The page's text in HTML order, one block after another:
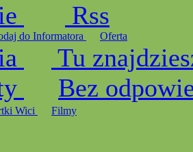
Rss
do Informatora Oferta
Tu
Bez
Wici Filmy